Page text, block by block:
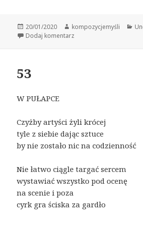
Data
publikacji
20/01/2020 Autor
kompozycjemyśli
Dodaj komentarzdo 54
53
W PUŁAPCE
Czyżby artyści żyli krócej
tyle z siebie dając sztuce
by nie zostało nic na codzienność
Nie łatwo ciągle targać sercem
wystawiać wszystko pod ocenę
na scenie i poza
cyrk gra ściska za gardło